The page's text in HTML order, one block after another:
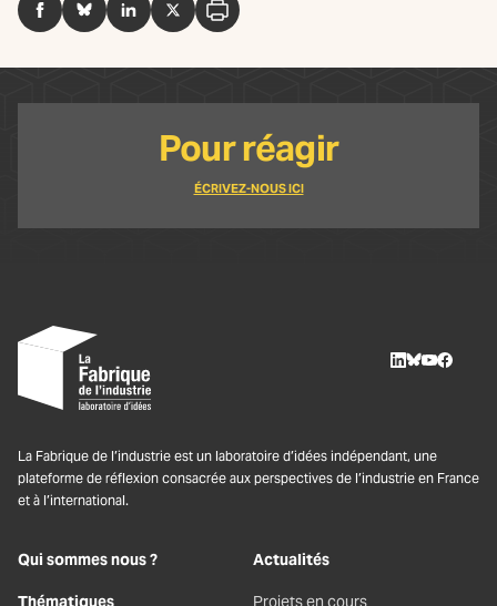
FacebookBlueSkyLinkedInTwitterImprimer
Pour réagir
ÉCRIVEZ-NOUS ICI
La Fabrique de l’industrie est un laboratoire d’idées indépendant, une
plateforme de réflexion consacrée aux perspectives de l’industrie en France
et à l’international.
Qui sommes nous ?
Thématiques
Actualités
Projets en cours